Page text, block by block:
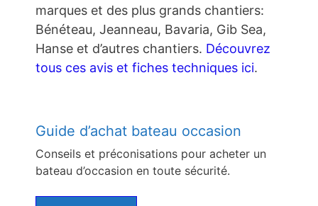
marques et des plus grands chantiers:
Bénéteau, Jeanneau, Bavaria, Gib Sea,
Hanse et d’autres chantiers. Découvrez
tous ces avis et fiches techniques ici.
Guide d’achat bateau occasion
Conseils et préconisations pour acheter un
bateau d’occasion en toute sécurité.